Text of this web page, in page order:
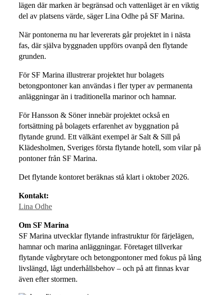
lägen där marken är begränsad och vattenläget är en viktig
del av platsens värde, säger Lina Odhe på SF Marina.
När pontonerna nu har levererats går projektet in i nästa
fas, där själva byggnaden uppförs ovanpå den flytande
grunden.
För SF Marina illustrerar projektet hur bolagets
betongpontoner kan användas i fler typer av permanenta
anläggningar än i traditionella marinor och hamnar.
För Hansson & Söner innebär projektet också en
fortsättning på bolagets erfarenhet av byggnation på
flytande grund. Ett välkänt exempel är Salt & Sill på
Klädesholmen, Sveriges första flytande hotell, som vilar på
pontoner från SF Marina.
Det flytande kontoret beräknas stå klart i oktober 2026.
Kontakt:
Lina Odhe
Om SF Marina
SF Marina utvecklar flytande infrastruktur för färjelägen,
hamnar och marina anläggningar. Företaget tillverkar
flytande vågbrytare och betongpontoner med fokus på lång
livslängd, lågt underhållsbehov – och på att finnas kvar
även efter stormen.